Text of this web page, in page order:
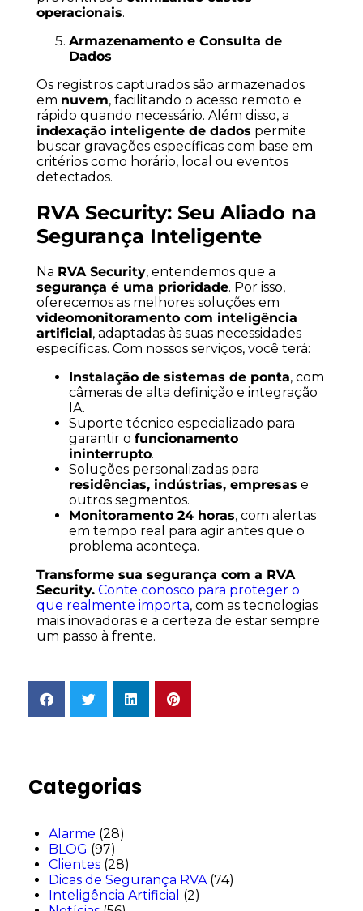
operacionais.
Armazenamento e Consulta de
Dados
Os registros capturados são armazenados
em nuvem, facilitando o acesso remoto e
rápido quando necessário. Além disso, a
indexação inteligente de dados permite
buscar gravações específicas com base em
critérios como horário, local ou eventos
detectados.
RVA Security: Seu Aliado na
Segurança Inteligente
Na RVA Security, entendemos que a
segurança é uma prioridade. Por isso,
oferecemos as melhores soluções em
videomonitoramento com inteligência
artificial, adaptadas às suas necessidades
específicas. Com nossos serviços, você terá:
Instalação de sistemas de ponta, com
câmeras de alta definição e integração
IA.
Suporte técnico especializado para
garantir o funcionamento
ininterrupto.
Soluções personalizadas para
residências, indústrias, empresas e
outros segmentos.
Monitoramento 24 horas, com alertas
em tempo real para agir antes que o
problema aconteça.
Transforme sua segurança com a RVA
Security. Conte conosco para proteger o
que realmente importa, com as tecnologias
mais inovadoras e a certeza de estar sempre
um passo à frente.
Categorias
Alarme (28)
BLOG (97)
Clientes (28)
Dicas de Segurança RVA(74)
Inteligência Artificial (2)